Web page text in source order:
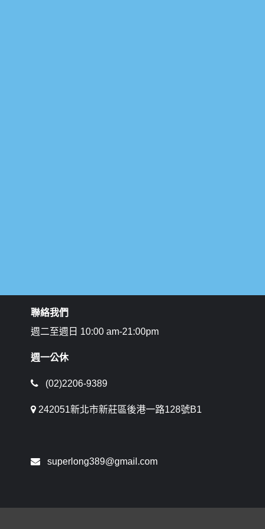
聯絡我們
週二至週日 10:00 am-21:00pm
週一公休
(02)2206-9389
242051新北市新莊區後港一路128號B1
superlong389@gmail.com